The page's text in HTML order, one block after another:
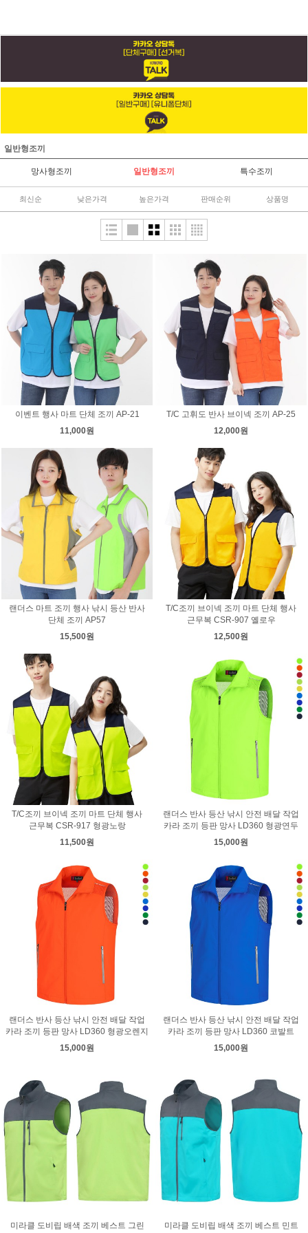
일반형조끼
망사형조끼 일반형조끼 특수조끼
최신순 낮은가격 높은가격 판매순위 상품명
이벤트 행사 마트 단체 조끼 AP-21
11,000원
T/C 고휘도 반사 브이넥 조끼 AP-25
12,000원
랜더스 마트 조끼 행사 낚시 등산 반사
단체 조끼 AP57
15,500원
T/C조끼 브이넥 조끼 마트 단체 행사
근무복 CSR-907 옐로우
12,500원
T/C조끼 브이넥 조끼 마트 단체 행사
근무복 CSR-917 형광노랑
11,500원
랜더스 반사 등산 낚시 안전 배달 작업
카라 조끼 등판 망사 LD360 형광연두
15,000원
랜더스 반사 등산 낚시 안전 배달 작업
카라 조끼 등판 망사 LD360 형광오렌지
15,000원
랜더스 반사 등산 낚시 안전 배달 작업
카라 조끼 등판 망사 LD360 코발트
15,000원
미라클 도비립 배색 조끼 베스트 그린
미라클 도비립 배색 조끼 베스트 민트